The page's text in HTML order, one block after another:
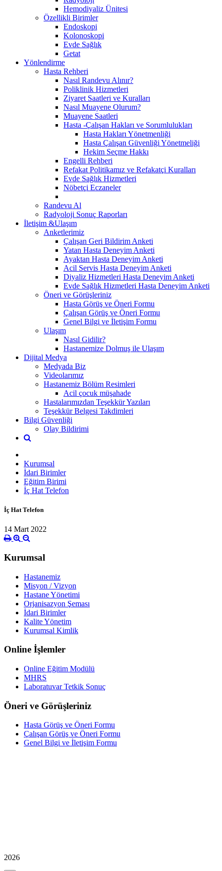
Hemodiyaliz Ünitesi
Özellikli Birimler
Endoskopi
Kolonoskopi
Evde Sağlık
Getat
Yönlendirme
Hasta Rehberi
Nasıl Randevu Alınır?
Poliklinik Hizmetleri
Ziyaret Saatleri ve Kuralları
Nasıl Muayene Olurum?
Muayene Saatleri
Hasta -Çalışan Hakları ve Sorumlulukları
Hasta Hakları Yönetmenliği
Hasta Çalışan Güvenliği Yönetmeliği
Hekim Seçme Hakkı
Engelli Rehberi
Refakat Politikamız ve Refakatçi Kuralları
Evde Sağlık Hizmetleri
Nöbetçi Eczaneler
Randevu Al
Radyoloji Sonuç Raporları
İletişim &Ulaşım
Anketlerimiz
Çalışan Geri Bildirim Anketi
Yatan Hasta Deneyim Anketi
Ayaktan Hasta Deneyim Anketi
Acil Servis Hasta Deneyim Anketi
Diyaliz Hizmetleri Hasta Deneyim Anketi
Evde Sağlık Hizmetleri Hasta Deneyim Anketi
Öneri ve Görüşleriniz
Hasta Görüş ve Öneri Formu
Çalışan Görüş ve Öneri Formu
Genel Bilgi ve İletişim Formu
Ulaşım
Nasıl Gidilir?
Hastanemize Dolmuş ile Ulaşım
Dijital Medya
Medyada Biz
Videolarımız
Hastanemiz Bölüm Resimleri
Acil çocuk müşahade
Hastalarımızdan Teşekkür Yazıları
Teşekkür Belgesi Takdimleri
Bilgi Güvenliği
Olay Bildirimi
Kurumsal
İdari Birimler
Eğitim Birimi
İç Hat Telefon
İç Hat Telefon
14 Mart 2022
Kurumsal
Hastanemiz
Misyon / Vizyon
Hastane Yönetimi
Orjanisazyon Şeması
İdari Birimler
Kalite Yönetim
Kurumsal Kimlik
Online İşlemler
Online Eğitim Modülü
MHRS
Laboratuvar Tetkik Sonuç
Öneri ve Görüşleriniz
Hasta Görüş ve Öneri Formu
Çalışan Görüş ve Öneri Formu
Genel Bilgi ve İletişim Formu
2026